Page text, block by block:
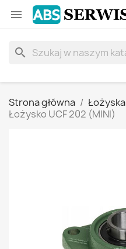

search
Strona główna Łożyska
Łożysko UCF 202 (MINI)